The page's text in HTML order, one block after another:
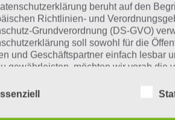
obige Lösung
die Lösung, die wir dir oben
sollte oder ein Wort in der Lösung
Lösungen einfach in den
beruht auf den
Richtlinien- und
Grundverordnung (DS-GVO)
soll sowohl für die
und Geschäftspartner einfach lesbar
gewährleisten, möchten wir vorab die